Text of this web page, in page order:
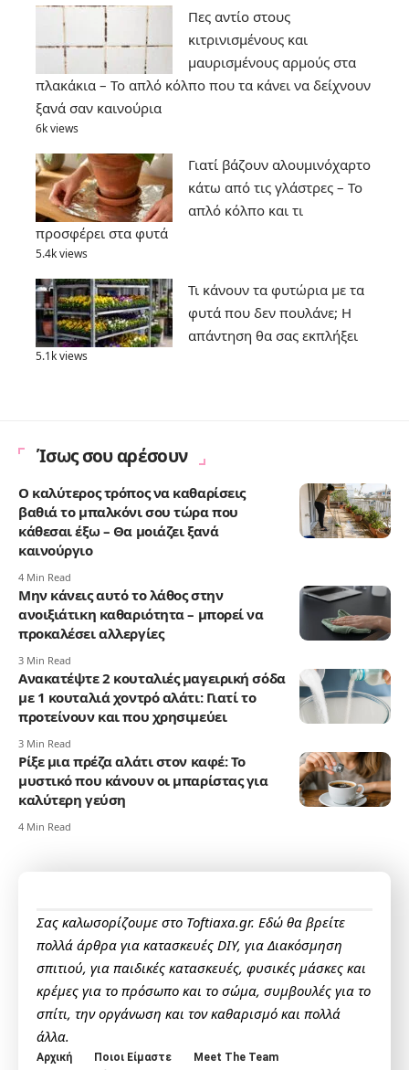
Πες αντίο στους
κιτρινισμένους και
μαυρισμένους αρμούς στα
πλακάκια – Το απλό κόλπο που τα κάνει να δείχνουν
ξανά σαν καινούρια
6k views
Γιατί βάζουν αλουμινόχαρτο
κάτω από τις γλάστρες – Το
απλό κόλπο και τι
προσφέρει στα φυτά
5.4k views
Τι κάνουν τα φυτώρια με τα
φυτά που δεν πουλάνε; Η
απάντηση θα σας εκπλήξει
5.1k views
Ίσως σου αρέσουν
Ο καλύτερος τρόπος να καθαρίσεις
βαθιά το μπαλκόνι σου τώρα που
κάθεσαι έξω – Θα μοιάζει ξανά
καινούργιο
4 Min Read
Μην κάνεις αυτό το λάθος στην
ανοιξιάτικη καθαριότητα – μπορεί να
προκαλέσει αλλεργίες
3 Min Read
Ανακατέψτε 2 κουταλιές μαγειρική σόδα
με 1 κουταλιά χοντρό αλάτι: Γιατί το
προτείνουν και που χρησιμεύει
3 Min Read
Ρίξε μια πρέζα αλάτι στον καφέ: Το
μυστικό που κάνουν οι μπαρίστας για
καλύτερη γεύση
4 Min Read
Σας καλωσορίζουμε στο Toftiaxa.gr. Εδώ θα βρείτε
πολλά άρθρα για κατασκευές DIY, για Διακόσμηση
σπιτιού, για παιδικές κατασκευές, φυσικές μάσκες και
κρέμες για το πρόσωπο και το σώμα, συμβουλές για το
σπίτι, την οργάνωση και τον καθαρισμό και πολλά
άλλα.
Αρχική Ποιοι Είμαστε
Meet The Team